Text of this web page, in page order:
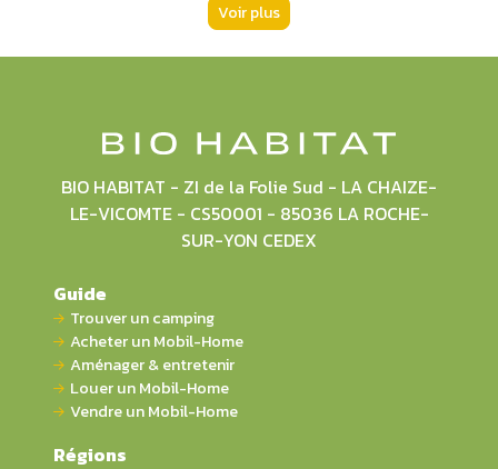
Voir plus
BIO HABITAT - ZI de la Folie Sud - LA CHAIZE-
LE-VICOMTE - CS50001 - 85036 LA ROCHE-
SUR-YON CEDEX
Guide
Trouver un camping
Acheter un Mobil-Home
Aménager & entretenir
Louer un Mobil-Home
Vendre un Mobil-Home
Régions